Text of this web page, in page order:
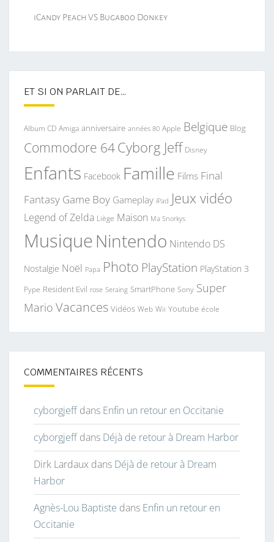
iCandy Peach VS Bugaboo Donkey
ET SI ON PARLAIT DE…
Album CD Amiga anniversaire années 80 Apple Belgique Blog
Commodore 64Cyborg Jeff Disney
Enfants Facebook Famille Films Final
Fantasy Game Boy Gameplay iPad Jeux vidéo
Legend of Zelda Liège Maison Ma Snorkys
MusiqueNintendo Nintendo DS
Nostalgie Noël Papa Photo PlayStation PlayStation 3
Pype Resident Evil rose Seraing SmartPhone Sony Super
Mario Vacances Vidéos Web Wii Youtube école
COMMENTAIRES RÉCENTS
cyborgjeffdans Enfin un retour en Occitanie
cyborgjeffdans Déjà de retour à Dream Harbor
Dirk Lardaux dans Déjà de retour à Dream
Harbor
Agnès-Lou Baptiste dans Enfin un retour en
Occitanie